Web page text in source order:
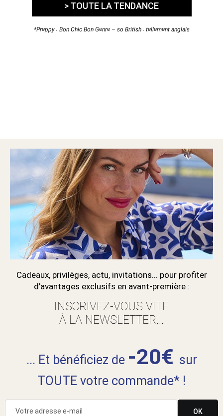
> TOUTE LA TENDANCE
*Preppy : Bon Chic Bon Genre – so British : tellement anglais
Cadeaux, privilèges, actu, invitations... pour profiter
d'avantages exclusifs en avant-première :
INSCRIVEZ-VOUS VITE
À LA NEWSLETTER...
... Et bénéficiez de -20€ sur
TOUTE votre commande* !
OK